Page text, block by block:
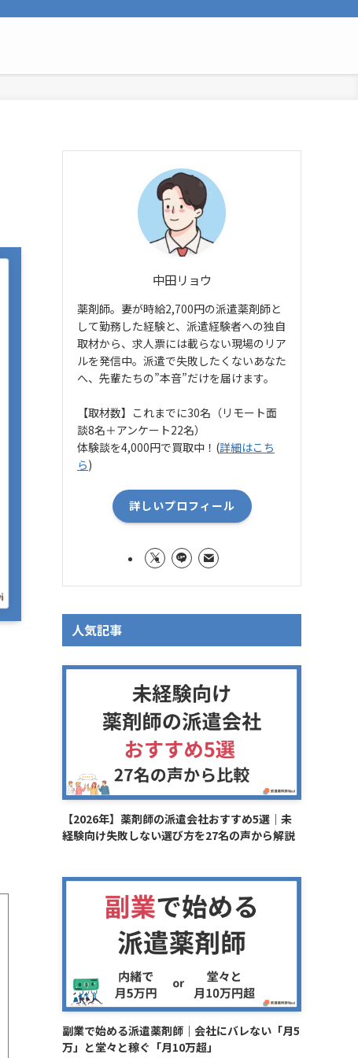
中田リョウ
薬剤師。妻が時給2,700円の派遣薬剤師と
して勤務した経験と、派遣経験者への独自
取材から、求人票には載らない現場のリア
ルを発信中。派遣で失敗したくないあなた
へ、先輩たちの”本音”だけを届けます。
【取材数】これまでに30名（リモート面
談8名＋アンケート22名）
体験談を4,000円で買取中！(詳細はこち
ら)
詳しいプロフィール
人気記事
【2026年】薬剤師の派遣会社おすすめ5選｜未
経験向け失敗しない選び方を27名の声から解説
副業で始める派遣薬剤師｜会社にバレない「月5
万」と堂々と稼ぐ「月10万超」